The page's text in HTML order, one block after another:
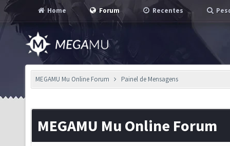
Home Forum Recentes
MEGAMU Mu Online Forum Painel de Mensagens
MEGAMU Mu Online Forum